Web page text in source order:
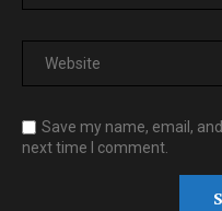
Save my name, email,
next time I comment.